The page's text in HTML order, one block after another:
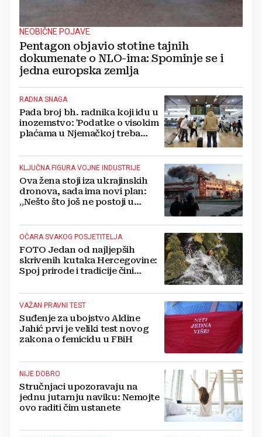
NEOBIČNE POJAVE
Pentagon objavio stotine tajnih
dokumenate o NLO-ima: Spominje se i
jedna europska zemlja
RADNA SNAGA
Pada broj bh. radnika koji idu u
inozemstvo: 'Podatke o visokim
plaćama u Njemačkoj treba
KLJUČNA FIGURA VOJNE INDUSTRIJE
Ova žena stoji iza ukrajinskih
dronova, sada ima novi plan:
„Nešto što još ne postoji u
OČARA SVAKOG POSJETITELJA
FOTO Jedan od najljepših
skrivenih kutaka Hercegovine:
Spoj prirode i tradicije čini
destinacijom
VAŽAN PRAVNI TEST
Suđenje za ubojstvo Aldine
Jahić prvi je veliki test novog
zakona o femicidu u FBiH
NIJE DOBRO
Stručnjaci upozoravaju na
jednu jutarnju naviku: Nemojte
ovo raditi čim ustanete